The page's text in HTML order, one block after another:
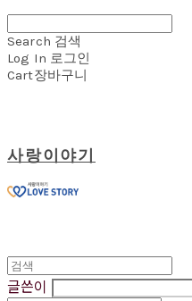
Search 검색
Log In 로그인
Cart장바구니
사랑이야기
글쓴이